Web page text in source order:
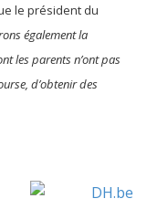
le président du
également la
les parents n’ont pas
d’obtenir des